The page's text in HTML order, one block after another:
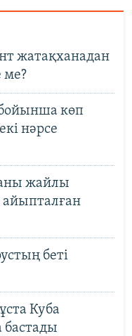
жатақханадан
ме?
көп
нәрсе
жайлы
беті
Куба
бастады